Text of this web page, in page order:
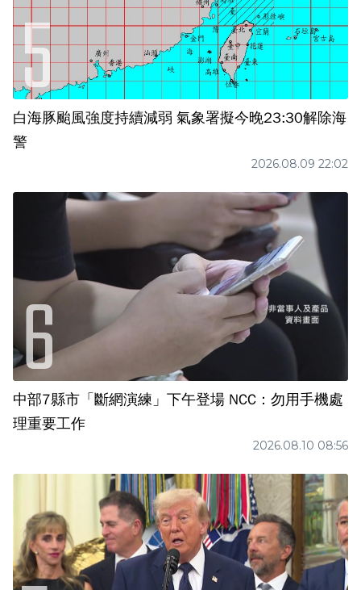
白海豚颱風強度持續減弱 氣象署擬今晚23:30解除海
警
2026.08.09 22:02
中部7縣市「斷網演練」下午登場 NCC：勿用手機處
理重要工作
2026.08.10 08:56